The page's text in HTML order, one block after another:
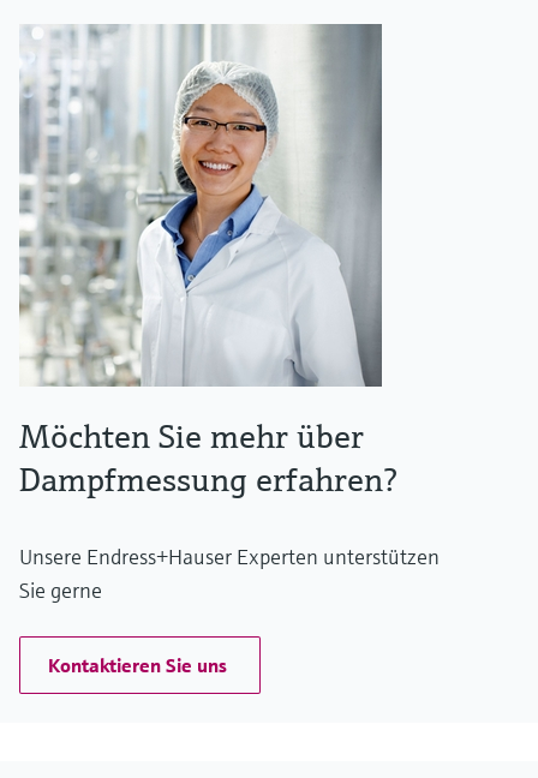
Möchten Sie mehr über
Dampfmessung erfahren?
Unsere Endress+Hauser Experten unterstützen
Sie gerne
Kontaktieren Sie uns